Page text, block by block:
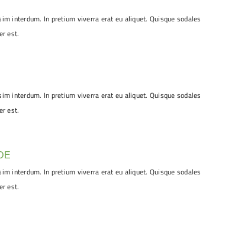
interdum. In pretium viverra erat eu aliquet. Quisque sodales
est.
interdum. In pretium viverra erat eu aliquet. Quisque sodales
est.
interdum. In pretium viverra erat eu aliquet. Quisque sodales
est.